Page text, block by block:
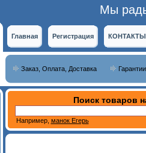
Мы
Главная Регистрация КОНТАКТЫ
Заказ, Оплата, Доставка
Поиск товаров
Например, манок Егерь